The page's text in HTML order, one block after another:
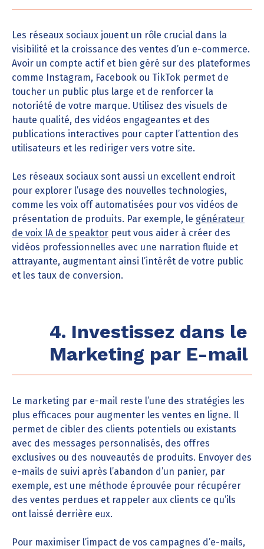
Les réseaux sociaux jouent un rôle crucial dans la
visibilité et la croissance des ventes d’un e-commerce.
Avoir un compte actif et bien géré sur des plateformes
comme Instagram, Facebook ou TikTok permet de
toucher un public plus large et de renforcer la
notoriété de votre marque. Utilisez des visuels de
haute qualité, des vidéos engageantes et des
publications interactives pour capter l’attention des
utilisateurs et les rediriger vers votre site.
Les réseaux sociaux sont aussi un excellent endroit
pour explorer l’usage des nouvelles technologies,
comme les voix off automatisées pour vos vidéos de
présentation de produits. Par exemple, le générateur
de voix IA de speaktor peut vous aider à créer des
vidéos professionnelles avec une narration fluide et
attrayante, augmentant ainsi l’intérêt de votre public
et les taux de conversion.
4. Investissez dans le
Marketing par E-mail
Le marketing par e-mail reste l’une des stratégies les
plus efficaces pour augmenter les ventes en ligne. Il
permet de cibler des clients potentiels ou existants
avec des messages personnalisés, des offres
exclusives ou des nouveautés de produits. Envoyer des
e-mails de suivi après l’abandon d’un panier, par
exemple, est une méthode éprouvée pour récupérer
des ventes perdues et rappeler aux clients ce qu’ils
ont laissé derrière eux.
Pour maximiser l’impact de vos campagnes d’e-mails,